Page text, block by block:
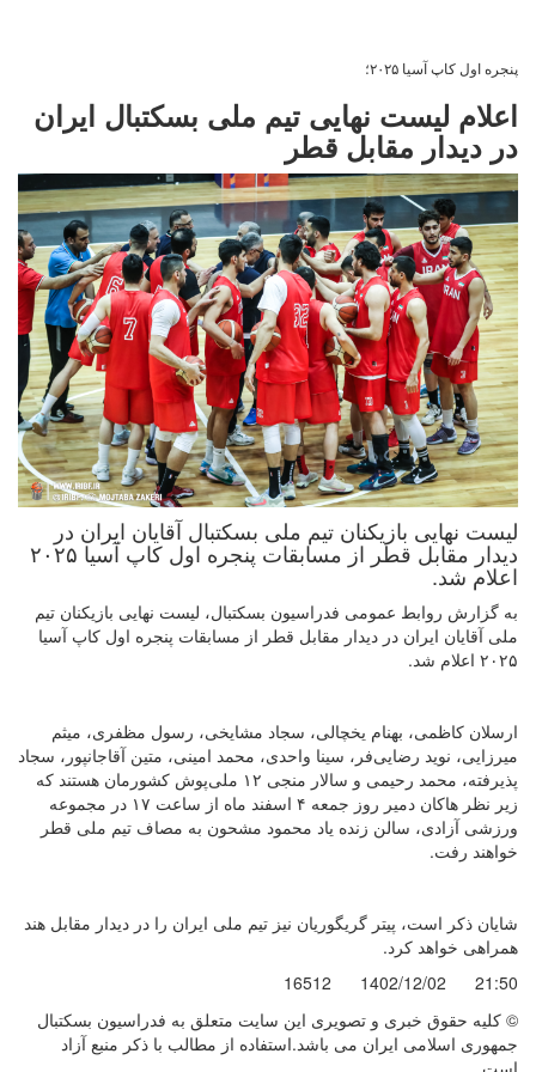
پنجره اول کاپ آسیا ۲۰۲۵؛
اعلام لیست نهایی تیم ملی بسکتبال ایران
در دیدار مقابل قطر
لیست نهایی بازیکنان تیم ملی بسکتبال آقایان ایران در
دیدار مقابل قطر از مسابقات پنجره اول کاپ آسیا ۲۰۲۵
اعلام شد.
به گزارش روابط عمومی فدراسیون بسکتبال، لیست نهایی بازیکنان تیم
ملی آقایان ایران در دیدار مقابل قطر از مسابقات پنجره اول کاپ آسیا
۲۰۲۵ اعلام شد.
ارسلان کاظمی، بهنام یخچالی، سجاد مشایخی، رسول مظفری، میثم
میرزایی، نوید رضایی‌فر، سینا واحدی، محمد امینی، متین آقاجانپور، سجاد
پذیرفته، محمد رحیمی و سالار منجی ۱۲ ملی‌پوش کشورمان هستند که
زیر نظر هاکان دمیر روز جمعه ۴ اسفند ماه از ساعت ۱۷ در مجموعه
ورزشی آزادی، سالن زنده یاد محمود مشحون به مصاف تیم ملی قطر
خواهند رفت.
شایان ذکر است، پیتر گریگوریان نیز تیم ملی ایران را در دیدار مقابل هند
همراهی خواهد کرد.
21:50
1402/12/02
16512
© کليه حقوق خبری و تصويری اين سايت متعلق به فدراسیون بسکتبال
جمهوری اسلامی ایران می باشد.استفاده از مطالب با ذكر منبع آزاد
است.